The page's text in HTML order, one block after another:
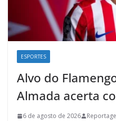
ESPORTES
Alvo do
Almada acerta
6 de agosto de 2026